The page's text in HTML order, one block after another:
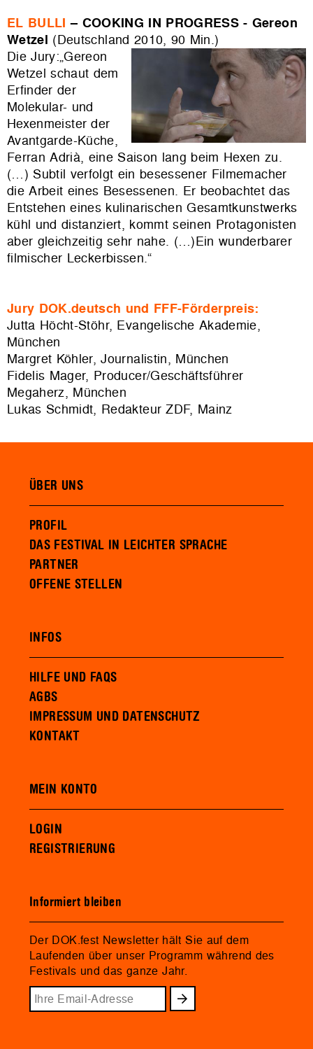
EL BULLI – COOKING IN PROGRESS - Gereon
Wetzel (Deutschland 2010, 90 Min.)
Die Jury:„Gereon
Wetzel schaut dem
Erfinder der
Molekular- und
Hexenmeister der
Avantgarde-Küche,
Ferran Adrià, eine Saison lang beim Hexen zu.
(…) Subtil verfolgt ein besessener Filmemacher
die Arbeit eines Besessenen. Er beobachtet das
Entstehen eines kulinarischen Gesamtkunstwerks
kühl und distanziert, kommt seinen Protagonisten
aber gleichzeitig sehr nahe. (…)Ein wunderbarer
filmischer Leckerbissen.“
Jury DOK.deutsch und FFF-Förderpreis:
Jutta Höcht-Stöhr, Evangelische Akademie,
München
Margret Köhler, Journalistin, München
Fidelis Mager, Producer/Geschäftsführer
Megaherz, München
Lukas Schmidt, Redakteur ZDF, Mainz
ÜBER UNS
PROFIL
DAS FESTIVAL IN LEICHTER SPRACHE
PARTNER
OFFENE STELLEN
INFOS
HILFE UND FAQS
AGBS
IMPRESSUM UND DATENSCHUTZ
KONTAKT
MEIN KONTO
LOGIN
REGISTRIERUNG
Informiert bleiben
Der DOK.fest Newsletter hält Sie auf dem
Laufenden über unser Programm während des
Festivals und das ganze Jahr.